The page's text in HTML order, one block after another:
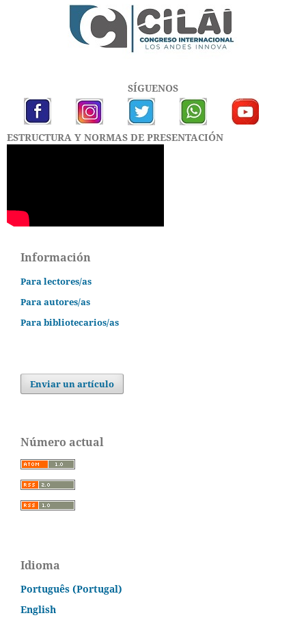
SÍGUENOS
ESTRUCTURA Y NORMAS DE PRESENTACIÓN
Información
Para lectores/as
Para autores/as
Para bibliotecarios/as
Enviar un artículo
Número actual
Idioma
Português (Portugal)
English